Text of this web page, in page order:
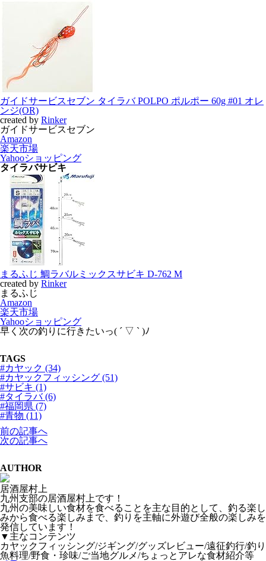
ガイドサービスセブン タイラバ POLPO ポルポー 60g #01 オレ
ンジ(OR)
created by Rinker
ガイドサービスセブン
Amazon
楽天市場
Yahooショッピング
タイラバサビキ
まるふじ 鯛ラバルミックスサビキ D-762 M
created by Rinker
まるふじ
Amazon
楽天市場
Yahooショッピング
早く次の釣りに行きたいっ( ´ ▽ ` )ﾉ
TAGS
#カヤック (34)
#カヤックフィッシング (51)
#サビキ (1)
#タイラバ (6)
#福岡県 (7)
#青物 (11)
前の記事へ
次の記事へ
AUTHOR
居酒屋村上
九州支部の居酒屋村上です！
九州の美味しい食材を食べることを主な目的として、釣る楽し
みから食べる楽しみまで、釣りを主軸に外遊び全般の楽しみを
発信しています！
▼主なコンテンツ
カヤックフィッシング/ジギング/グッズレビュー/遠征釣行/釣り
魚料理/野食・珍味/ご当地グルメ/ちょっとアレな食材紹介等